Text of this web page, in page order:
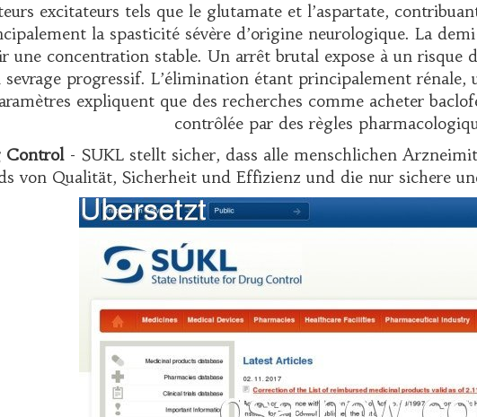
excitateurs tels que le glutamate et l’aspartate,
la spasticité sévère d’origine neurologique. La
une concentration stable. Un arrêt brutal expose à un risque
sevrage progressif. L’élimination étant principalement
expliquent que des recherches comme acheter
contrôlée par des règles
Control- SUKL stellt sicher, dass alle menschlichen
von Qualität, Sicherheit und Effizienz und die nur sichere